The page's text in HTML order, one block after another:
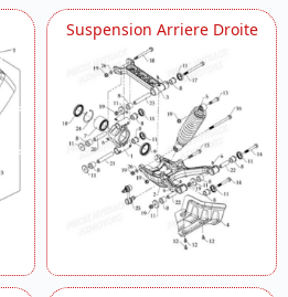
Suspension Arriere Droite